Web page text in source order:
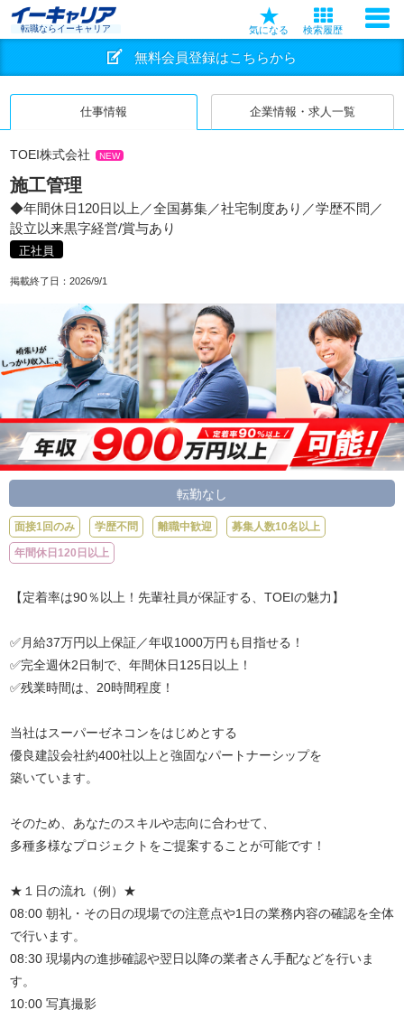
転職ならイーキャリア 気になる 検索履歴
無料会員登録はこちらから
仕事情報 企業情報・求人一覧
TOEI株式会社 NEW
施工管理
◆年間休日120日以上／全国募集／社宅制度あり／学歴不問／
設立以来黒字経営/賞与あり
正社員
掲載終了日： 2026/9/1
転勤なし
面接1回のみ 学歴不問 離職中歓迎 募集人数10名以上
年間休日120日以上
【定着率は90％以上！先輩社員が保証する、TOEIの魅力】
✅月給37万円以上保証／年収1000万円も目指せる！
✅完全週休2日制で、年間休日125日以上！
✅残業時間は、20時間程度！
当社はスーパーゼネコンをはじめとする
優良建設会社約400社以上と強固なパートナーシップを
築いています。
そのため、あなたのスキルや志向に合わせて、
多種多様なプロジェクトをご提案することが可能です！
★１日の流れ（例）★
08:00 朝礼・その日の現場での注意点や1日の業務内容の確認を全体
で行います。
08:30 現場内の進捗確認や翌日以降の業者さん手配などを行いま
す。
10:00 写真撮影